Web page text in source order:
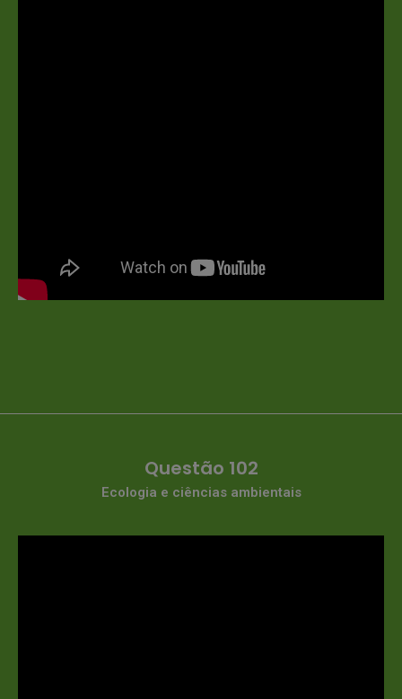
Questão 102
Ecologia e ciências ambientais